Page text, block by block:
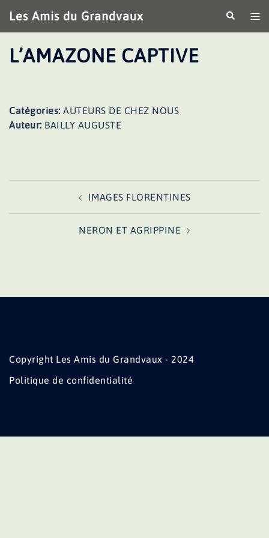
au
contenu
Les Amis du Grandvaux
le
L’AMAZONE CAPTIVE
Catégories: AUTEURS DE CHEZ NOUS
Auteur: BAILLY AUGUSTE
IMAGES FLORENTINES
NERON ET AGRIPPINE
Copyright Les Amis du Grandvaux - 2024
Politique de confidentialité